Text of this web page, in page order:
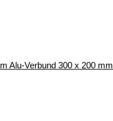
Alu-Verbund 300 x 200 mm